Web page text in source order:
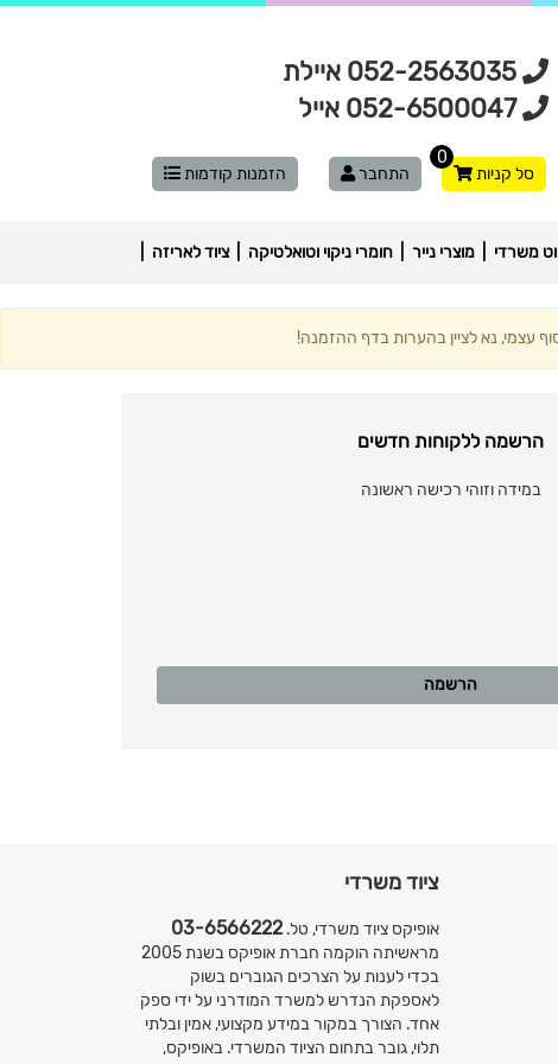
052-6500047 אייל
סל קניות
0
התחבר
הזמנות קודמות
משרדי מוצרי נייר חומרי ניקוי וטואלטיקה ציוד לאריזה
עצמי, נא לציין בהערות בדף ההזמנה!
הרשמה ללקוחות חדשים
במידה וזוהי רכישה ראשונה
הרשמה
ציוד משרדי
אופיקס ציוד משרדי, טל.03-6566222
מראשיתה הוקמה חברת אופיקס בשנת 2005
בכדי לענות על הצרכים הגוברים בשוק
לאספקת הנדרש למשרד המודרני על ידי ספק
אחד. הצורך במקור במידע מקצועי, אמין ובלתי
תלוי, גובר בתחום הציוד המשרדי. באופיקס,